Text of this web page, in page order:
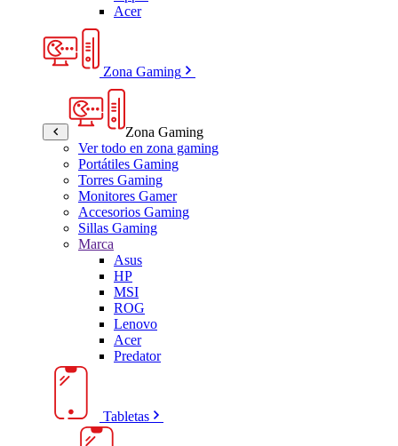
Acer
Zona Gaming
Zona Gaming
Ver todo en zona gaming
Portátiles Gaming
Torres Gaming
Monitores Gamer
Accesorios Gaming
Sillas Gaming
Marca
Asus
HP
MSI
ROG
Lenovo
Acer
Predator
Tabletas